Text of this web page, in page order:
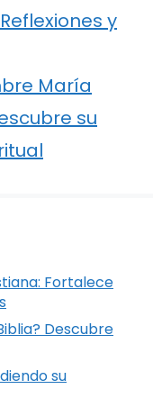
y
María
su
Fortalece
Descubre
su